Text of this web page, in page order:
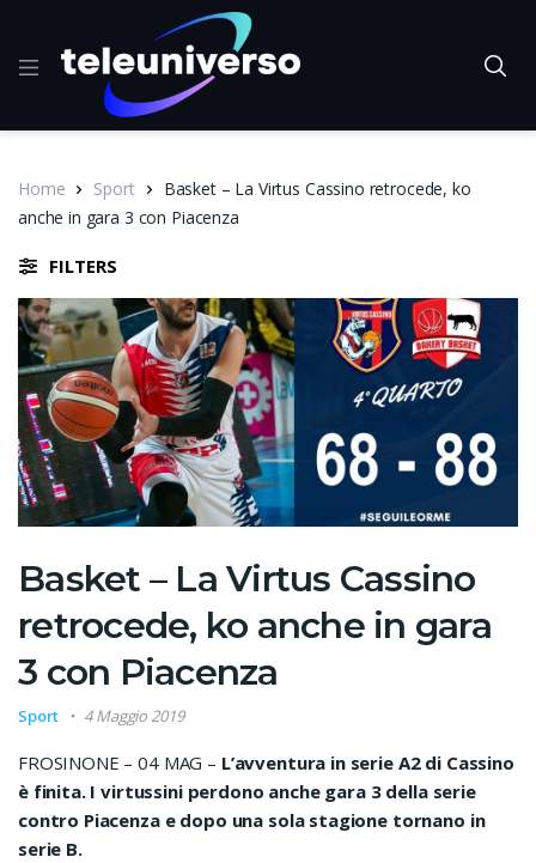
Home Sport
Basket – La Virtus Cassino retrocede, ko
anche in gara 3 con Piacenza
FILTERS
Basket – La Virtus Cassino
retrocede, ko anche in gara
3 con Piacenza
Sport 4 Maggio 2019
FROSINONE – 04 MAG – L’avventura in serie A2 di Cassino
è finita. I virtussini perdono anche gara 3 della serie
contro Piacenza e dopo una sola stagione tornano in
serie B.